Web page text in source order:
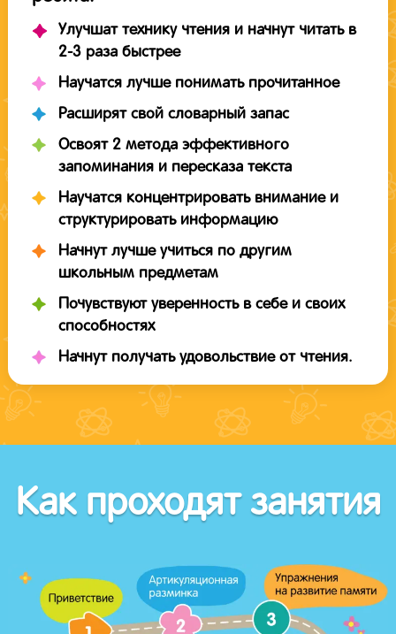
Улучшат технику чтения и начнут читать в
2-3 раза быстрее
Научатся лучше понимать прочитанное
Расширят свой словарный запас
Освоят 2 метода эффективного
запоминания и пересказа текста
Научатся концентрировать внимание и
структурировать информацию
Начнут лучше учиться по другим
школьным предметам
Почувствуют уверенность в себе и своих
способностях
Начнут получать удовольствие от чтения.
Как проходят занятия